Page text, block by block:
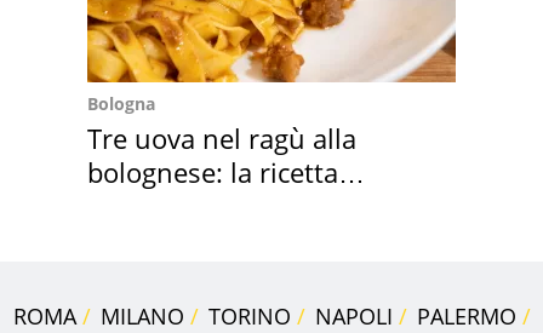
Bologna
Tre uova nel ragù alla
bolognese: la ricetta
ROMA MILANO TORINO NAPOLI
PALERMO